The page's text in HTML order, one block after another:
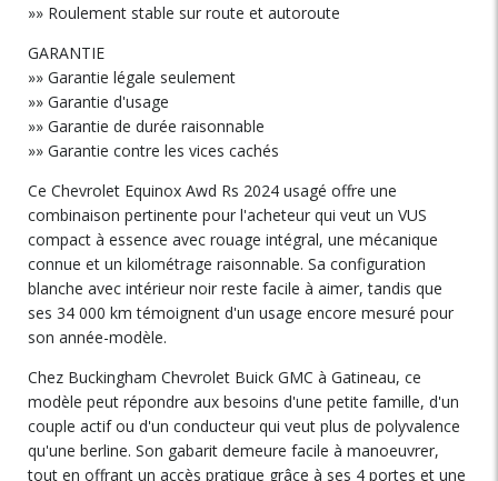
»» Roulement stable sur route et autoroute
GARANTIE
»» Garantie légale seulement
»» Garantie d'usage
»» Garantie de durée raisonnable
»» Garantie contre les vices cachés
Ce Chevrolet Equinox Awd Rs 2024 usagé offre une
combinaison pertinente pour l'acheteur qui veut un VUS
compact à essence avec rouage intégral, une mécanique
connue et un kilométrage raisonnable. Sa configuration
blanche avec intérieur noir reste facile à aimer, tandis que
ses 34 000 km témoignent d'un usage encore mesuré pour
son année-modèle.
Chez Buckingham Chevrolet Buick GMC à Gatineau, ce
modèle peut répondre aux besoins d'une petite famille, d'un
couple actif ou d'un conducteur qui veut plus de polyvalence
qu'une berline. Son gabarit demeure facile à manoeuvrer,
tout en offrant un accès pratique grâce à ses 4 portes et une